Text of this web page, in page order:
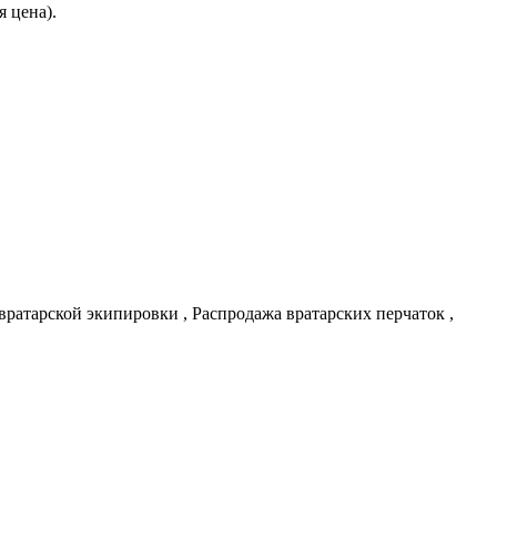
цена).
экипировки , Распродажа вратарских перчаток ,